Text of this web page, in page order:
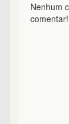
Nenhum
comentar!